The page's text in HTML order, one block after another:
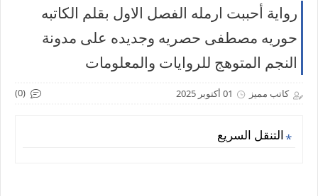
رواية أحببت ارمله الفصل الاول بقلم الكاتبه
حوريه مصطفى حصريه وجديده على مدونة
النجم المتوهج للروايات والمعلومات
كاتب مميز 01 أكتوبر 2025 (0)
التنقل السريع